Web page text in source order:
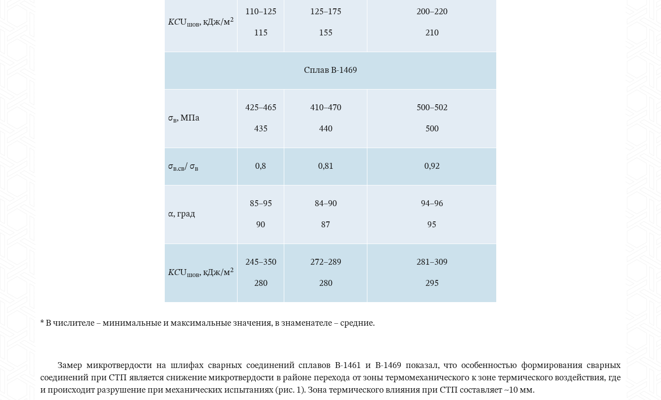
KСUшов, кДж/м2
110–125
115
125–175
155
200–220
210
Сплав В-1469
σв, МПа
425–465
435
410–470
440
500–502
500
σв.св/ σв 0,8 0,81 0,92
α, град
85–95
90
84–90
87
94–96
95
KСUшов, кДж/м2
245–350
280
272–289
280
281–309
295
* В числителе – минимальные и максимальные значения, в знаменателе – средние.
Замер микротвердости на шлифах сварных соединений сплавов В-1461 и В-1469 показал, что особенностью формирования сварных
соединений при СТП является снижение микротвердости в районе перехода от зоны термомеханического к зоне термического воздействия, где
и происходит разрушение при механических испытаниях (рис. 1). Зона термического влияния при СТП составляет ~10 мм.